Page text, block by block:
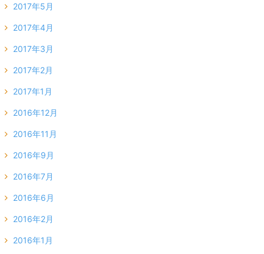
2017年5月
2017年4月
2017年3月
2017年2月
2017年1月
2016年12月
2016年11月
2016年9月
2016年7月
2016年6月
2016年2月
2016年1月